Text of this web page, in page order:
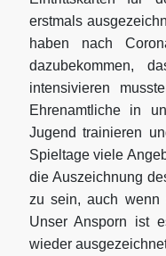
erstmals
haben nach
dazubekommen,
intensivieren
Ehrenamtliche in
Jugend trainieren
Spieltage viele
die Auszeichnung
zu sein, auch wenn
Unser Ansporn ist
wieder